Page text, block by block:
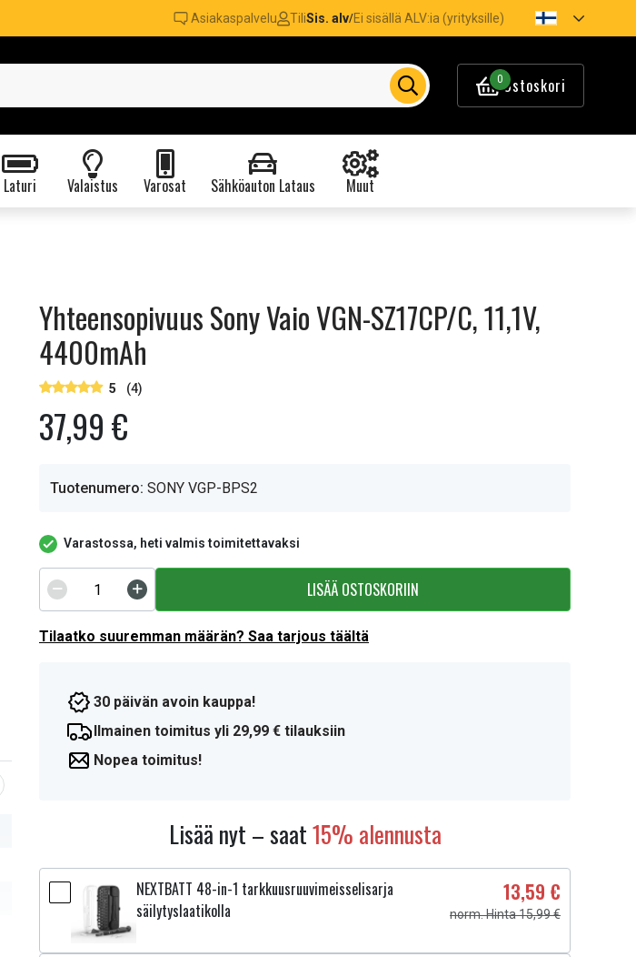
Asiakaspalvelu TiliSis. alv/Ei sisällä ALV:ia (yrityksille)
0Ostoskori
Laturi Valaistus Varosat Sähköauton Lataus Muut
Yhteensopivuus Sony Vaio VGN-SZ17CP/C, 11,1V,
4400mAh
5 (4)
37,99 €
Tuotenumero: SONY VGP-BPS2
Varastossa, heti valmis toimitettavaksi
LISÄÄ OSTOSKORIIN
Tilaatko suuremman määrän? Saa tarjous täältä
30 päivän avoin kauppa!
Ilmainen toimitus yli 29,99 € tilauksiin
Nopea toimitus!
Lisää nyt – saat15% alennusta
NEXTBATT 48-in-1 tarkkuusruuvimeisselisarja
säilytyslaatikolla
13,59 €
norm. Hinta 15,99 €